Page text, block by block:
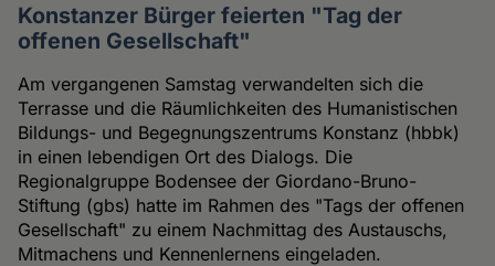
Konstanzer Bürger feierten "Tag der
offenen Gesellschaft"
Am vergangenen Samstag verwandelten sich die
Terrasse und die Räumlichkeiten des Humanistischen
Bildungs- und Begegnungszentrums Konstanz (hbbk)
in einen lebendigen Ort des Dialogs. Die
Regionalgruppe Bodensee der Giordano-Bruno-
Stiftung (gbs) hatte im Rahmen des "Tags der offenen
Gesellschaft" zu einem Nachmittag des Austauschs,
Mitmachens und Kennenlernens eingeladen.